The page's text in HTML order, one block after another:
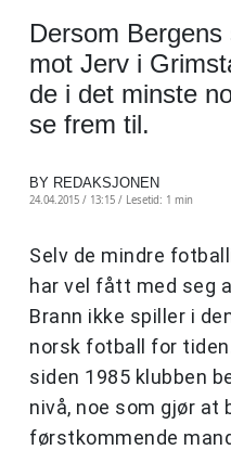
Dersom
mot Jerv i
de i det minste
se frem til.
BY REDAKSJONEN
24.04.2015 / 13:15 / Lesetid: 1 min
Selv de mindre
har vel fått med seg
Brann ikke spiller i
norsk fotball for
siden 1985 klubben
nivå, noe som gjør at
førstkommende